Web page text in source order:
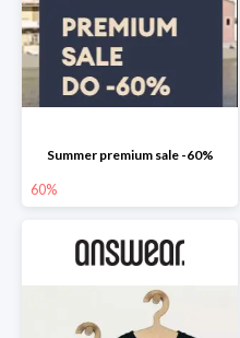
Summer premium sale -60%
60%